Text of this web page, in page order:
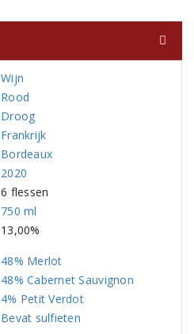
Wijn
Rood
Droog
Frankrijk
Bordeaux
2020
6 flessen
750 ml
13,00%
48% Merlot
48% Cabernet Sauvignon
4% Petit Verdot
Bevat sulfieten